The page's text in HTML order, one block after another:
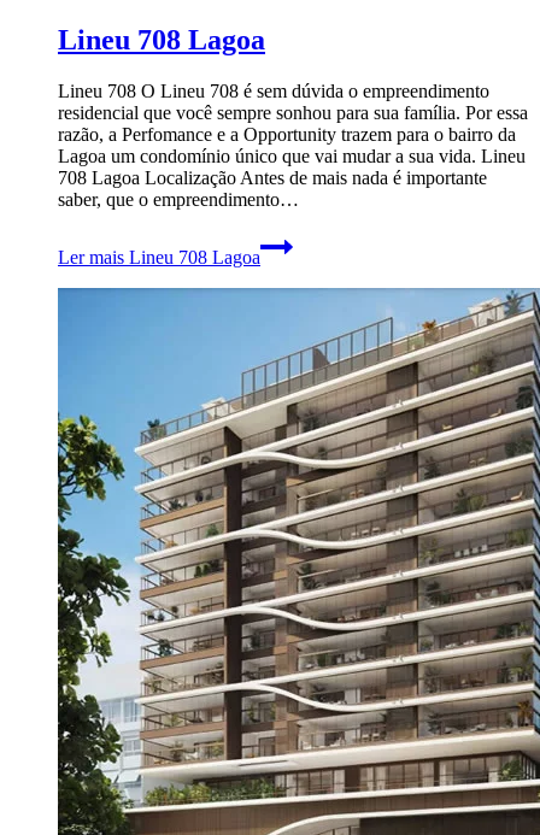
Lineu 708 Lagoa
Lineu 708 O Lineu 708 é sem dúvida o empreendimento
residencial que você sempre sonhou para sua família. Por essa
razão, a Perfomance e a Opportunity trazem para o bairro da
Lagoa um condomínio único que vai mudar a sua vida. Lineu
708 Lagoa Localização Antes de mais nada é importante
saber, que o empreendimento…
Ler mais Lineu 708 Lagoa